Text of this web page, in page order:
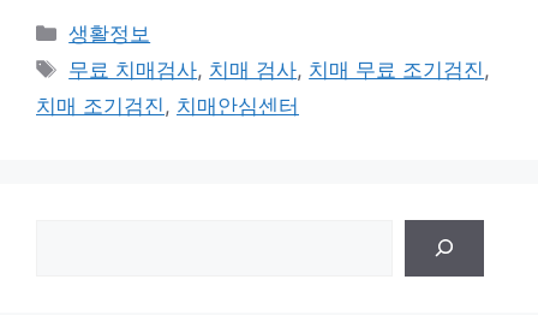
Categories
생활정보
Tags
무료 치매검사, 치매 검사, 치매 무료 조기검진 ,
치매 조기검진 , 치매안심센터